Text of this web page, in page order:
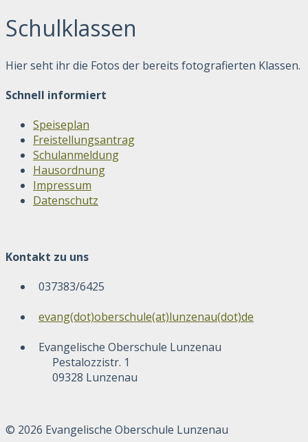
Schulklassen
Hier seht ihr die Fotos der bereits fotografierten Klassen.
Schnell informiert
Speiseplan
Freistellungsantrag
Schulanmeldung
Hausordnung
Impressum
Datenschutz
Kontakt zu uns
037383/6425
evang(dot)oberschule(at)lunzenau(dot)de
Evangelische Oberschule Lunzenau
Pestalozzistr. 1
09328 Lunzenau
© 2026 Evangelische Oberschule Lunzenau